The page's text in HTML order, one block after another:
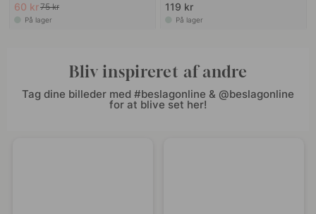
60 kr75 kr
På lager
119 kr
På lager
Bliv inspireret af andre
Tag dine billeder med #beslagonline & @beslagonline
for at blive set her!